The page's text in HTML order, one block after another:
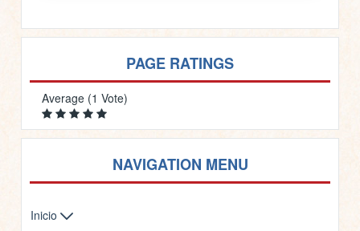
PAGE RATINGS
Average (1 Vote)
NAVIGATION MENU
Inicio